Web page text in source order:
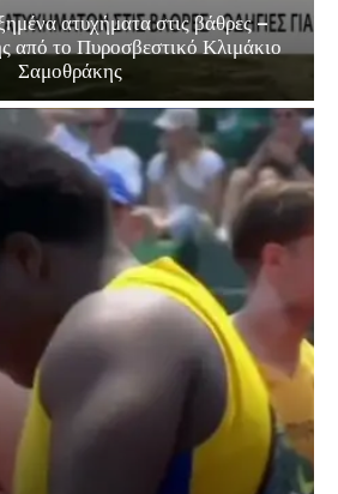
ατυχήματα στις βάθρες –
από το Πυροσβεστικό Κλιμάκιο
Σαμοθράκης